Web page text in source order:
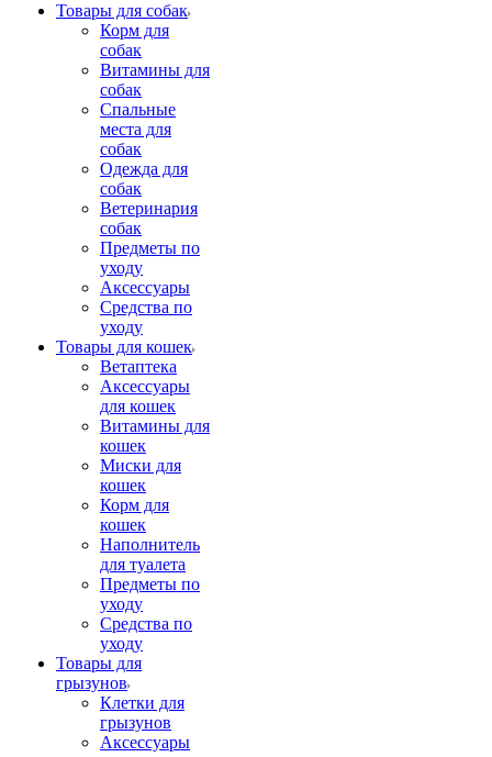
Товары для собак
Корм для
собак
Витамины для
собак
Спальные
места для
собак
Одежда для
собак
Ветеринария
собак
Предметы по
уходу
Аксессуары
Средства по
уходу
Товары для кошек
Ветаптека
Аксессуары
для кошек
Витамины для
кошек
Миски для
кошек
Корм для
кошек
Наполнитель
для туалета
Предметы по
уходу
Средства по
уходу
Товары для
грызунов
Клетки для
грызунов
Аксессуары